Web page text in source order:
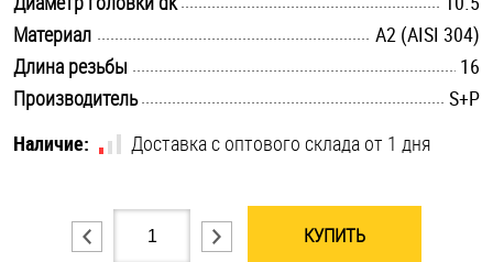
Штифты и пальцы
Материал
А2 (AISI 304)
Длина резьбы
16
Производитель
S+P
Наличие:
Доставка с оптового склада от 1 дня
КУПИТЬ